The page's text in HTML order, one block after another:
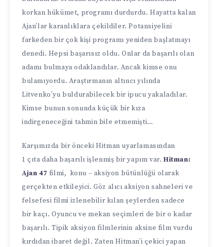
korkan hükümet, programı durdurdu. Hayatta kalan
Ajan’lar karanlıklara çekildiler. Potansiyelini
farkeden bir çok kişi programı yeniden başlatmayı
denedi. Hepsi başarısız oldu. Onlar da başarılı olan
adamı bulmaya odaklandılar. Ancak kimse onu
bulamıyordu. Araştırmanın altıncı yılında
Litvenko’yu buldurabilecek bir ipucu yakaladılar.
Kimse bunun sonunda küçük bir kıza
indirgeneceğini tahmin bile etmemişti…
Karşımızda bir önceki Hitman uyarlamasından
1 çıta daha başarılı işlenmiş bir yapım var. Hitman:
Ajan 47 filmi, konu – aksiyon bütünlüğü olarak
gerçekten etkileyici. Göz alıcı aksiyon sahneleri ve
felsefesi filmi izlenebilir kılan şeylerden sadece
bir kaçı. Oyuncu ve mekan seçimleri de bir o kadar
başarılı. Tipik aksiyon filmlerinin aksine film vurdu
kırdıdan ibaret değil. Zaten Hitman’i çekici yapan